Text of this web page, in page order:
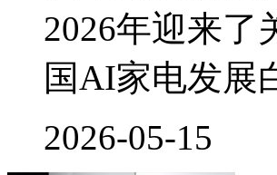
2026年迎来了
国AI家电发展
2026-05-15